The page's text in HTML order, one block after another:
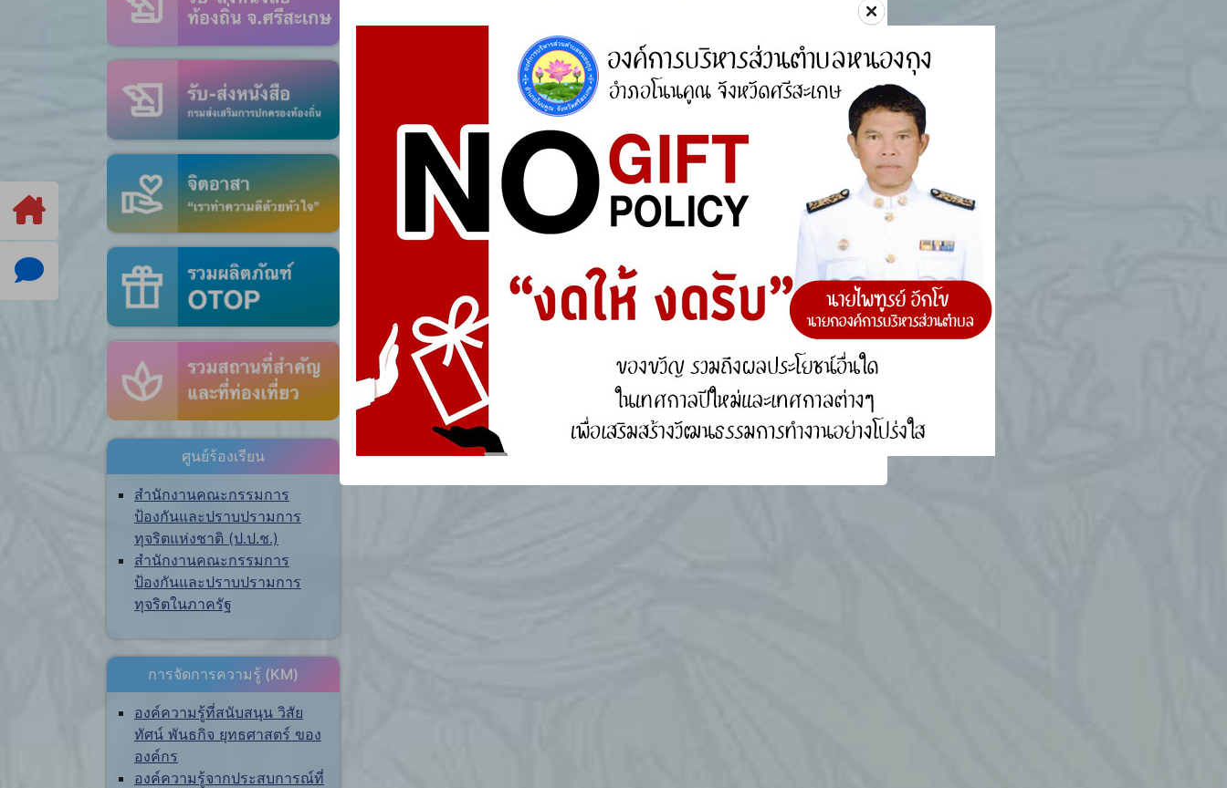
ศูนย์ร้องเรียน
สำนักงานคณะกรรมการ
ป้องกันและปราบปรามการ
ทุจริตแห่งชาติ (ป.ป.ช.)
สำนักงานคณะกรรมการ
ป้องกันและปราบปรามการ
ทุจริตในภาครัฐ
การจัดการความรู้ (KM)
องค์ความรู้ที่สนับสนุน วิสัย
ทัศน์ พันธกิจ ยุทธศาสตร์ ของ
องค์กร
องค์ความรู้จากประสบการณ์ที่